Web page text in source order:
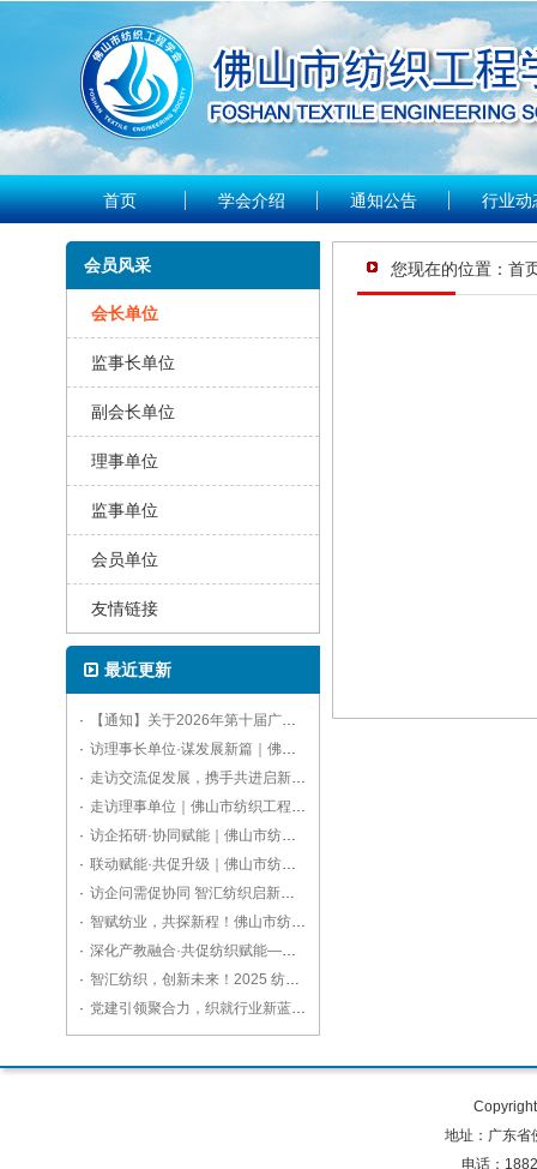
首页 学会介绍 通知公告 行业动
会员风采
会长单位
监事长单位
副会长单位
理事单位
监事单位
会员单位
友情链接
最近更新
·
【通知】关于2026年第十届广东国际水处理技术与设备展览会的参观通知
· 访理事长单位·谋发展新篇｜佛山市纺织工程学会走访中联品检，明确年度工作方向
· 走访交流促发展，携手共进启新程｜佛山市纺织工程学会开展重点单位拜访活动
· 走访理事单位｜佛山市纺织工程学会拜访佛山标美服饰，共话赋能纺织产业高质量发展
· 访企拓研·协同赋能｜佛山市纺织工程学会走访广东溢达，共探纺织产业创新之路
· 联动赋能·共促升级｜佛山市纺织工程学会走访副理事长单位广东德润纺织
· 访企问需促协同 智汇纺织启新程——佛山市纺织工程学会走访副理事长单位佛山格绫丝绸
· 智赋纺业，共探新程！佛山市纺织工程学会走访新监事长单位宏正科技
· 深化产教融合·共促纺织赋能——佛山市纺织工程学会拜访广东职业技术学院
· 智汇纺织，创新未来！2025 纺织科技与产业融合交流会亮点纷呈
· 党建引领聚合力，织就行业新蓝图！佛山市纺织工程学会第九届第二次理事会圆满召开
您现在的位置： 首
地址：广东省
电话：